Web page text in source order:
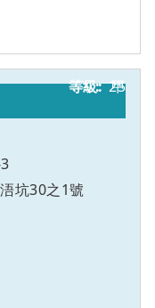
25
坑30之1號
甲